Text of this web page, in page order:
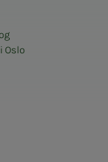
Oslo